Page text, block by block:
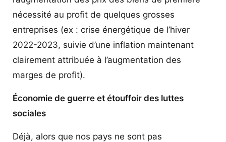
nécessité au profit de quelques grosses
entreprises (ex : crise énergétique de l’hiver
2022-2023, suivie d’une inflation maintenant
clairement attribuée à l’augmentation des
marges de profit).
Économie de guerre et étouffoir des luttes
sociales
Déjà, alors que nos pays ne sont pas